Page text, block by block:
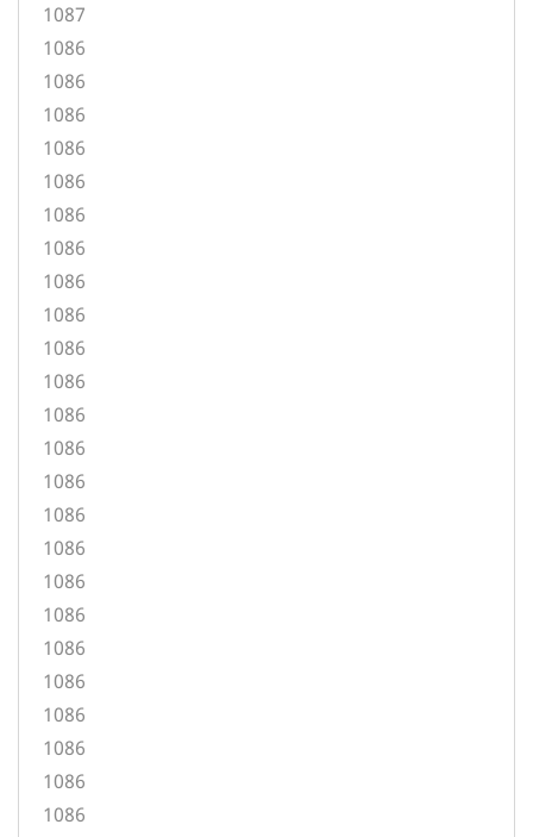
1087
1086
1086
1086
1086
1086
1086
1086
1086
1086
1086
1086
1086
1086
1086
1086
1086
1086
1086
1086
1086
1086
1086
1086
1086